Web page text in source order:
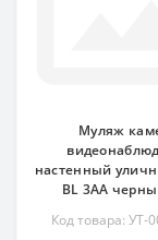
Муляж
настенный
BL 3АА
Код товара: УТ-